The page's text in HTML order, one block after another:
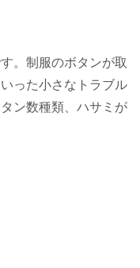
。制服のボタンが取
った小さなトラブル
ン数種類、ハサミが